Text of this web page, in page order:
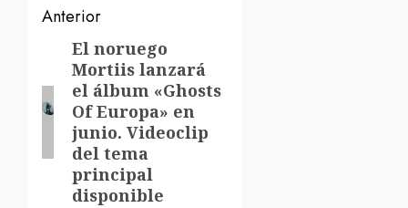
Navegación
de
entradas
Anterior
Entrada
anterior:
El noruego
Mortiis lanzará
el álbum «Ghosts
Of Europa» en
junio. Videoclip
del tema
principal
disponible